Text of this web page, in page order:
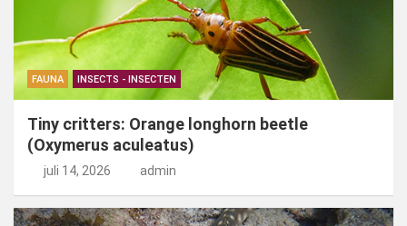
FAUNA INSECTS - INSECTEN
Tiny critters: Orange longhorn beetle
(Oxymerus aculeatus)
juli 14, 2026 admin